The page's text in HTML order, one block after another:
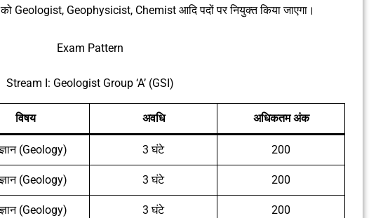
को Geologist, Geophysicist, Chemist आदि पदों पर नियुक्त किया जाएगा।
Exam Pattern
Stream I: Geologist Group ‘A’ (GSI)
विषय अवधि अधिकतम अंक
(Geology) 3 घंटे 200
(Geology) 3 घंटे 200
(Geology) 3 घंटे 200